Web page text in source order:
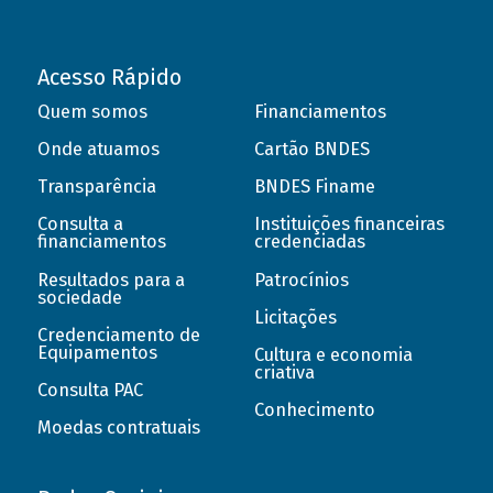
Acesso Rápido
Quem somos
Onde atuamos
Transparência
Consulta a
financiamentos
Resultados para a
sociedade
Credenciamento de
Equipamentos
Consulta PAC
Moedas contratuais
Financiamentos
Cartão BNDES
BNDES Finame
Instituições financeiras
credenciadas
Patrocínios
Licitações
Cultura e economia
criativa
Conhecimento